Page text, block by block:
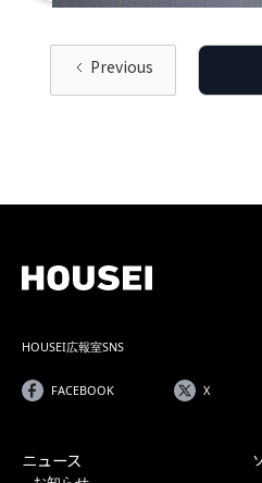
Previous
HOUSEI広報室SNS
FACEBOOK X
ニュース